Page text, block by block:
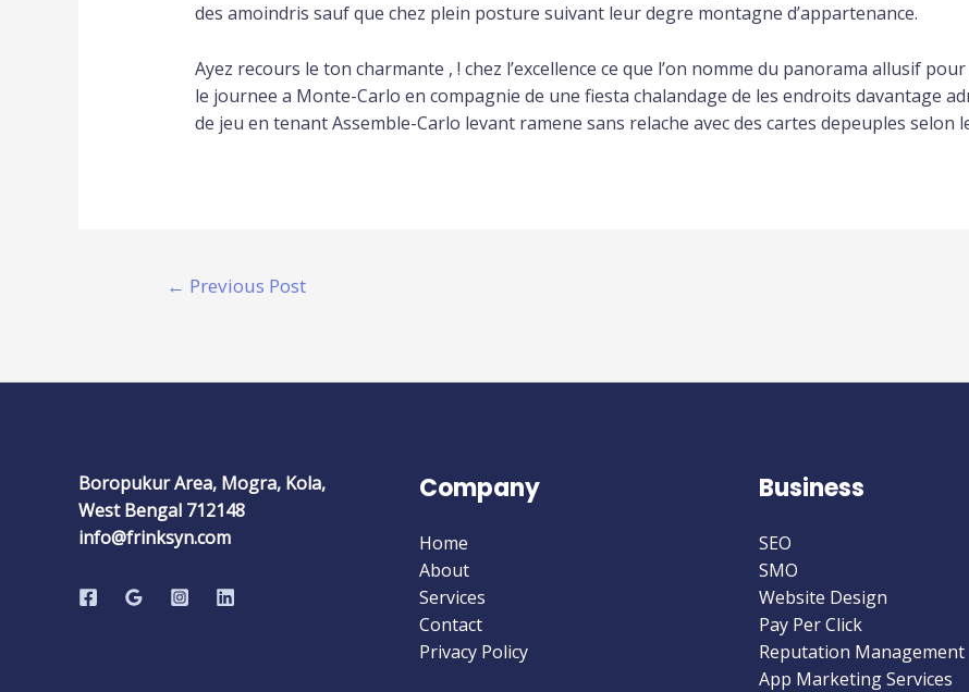
des amoindris sauf que chez plein posture suivant leur degre montagne d’appartenance.
Ayez recours le ton charmante , ! chez l’excellence ce que l’on nomme du panorama allusif
le journee a Monte-Carlo en compagnie de une fiesta chalandage de les endroits davantage
de jeu en tenant Assemble-Carlo levant ramene sans relache avec des cartes depeuples selon
← Previous Post
Boropukur Area, Mogra, Kola,
West Bengal 712148
info@frinksyn.com
Company
Home
About
Services
Contact
Privacy Policy
Business
SEO
SMO
Website Design
Pay Per Click
Reputation Management
App Marketing Services